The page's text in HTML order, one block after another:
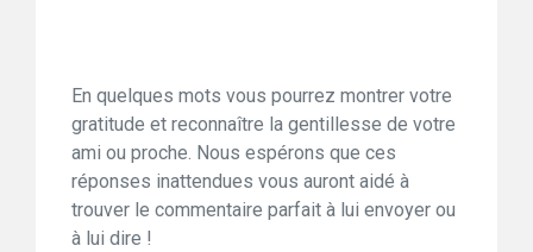
En quelques mots vous pourrez montrer votre
gratitude et reconnaître la gentillesse de votre
ami ou proche. Nous espérons que ces
réponses inattendues vous auront aidé à
trouver le commentaire parfait à lui envoyer ou
à lui dire !